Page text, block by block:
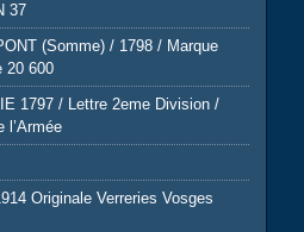
37
(Somme) / 1798 / Marque
20 600
1797 / Lettre 2eme Division /
l’Armée
Originale Verreries Vosges